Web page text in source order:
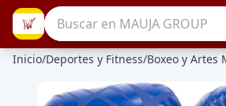
Inicio/Deportes y Fitness/Boxeo y Artes